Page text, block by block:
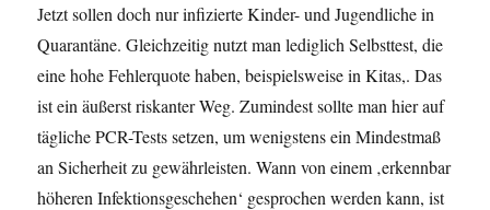
Jetzt sollen doch nur infizierte Kinder- und Jugendliche in
Quarantäne. Gleichzeitig nutzt man lediglich Selbsttest, die
eine hohe Fehlerquote haben, beispielsweise in Kitas,. Das
ist ein äußerst riskanter Weg. Zumindest sollte man hier auf
tägliche PCR-Tests setzen, um wenigstens ein Mindestmaß
an Sicherheit zu gewährleisten. Wann von einem ‚erkennbar
höheren Infektionsgeschehen‘ gesprochen werden kann, ist